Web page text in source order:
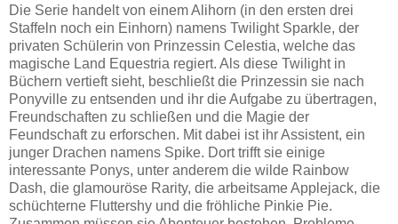
Die Serie handelt von einem Alihorn (in den ersten drei
Staffeln noch ein Einhorn) namens Twilight Sparkle, der
privaten Schülerin von Prinzessin Celestia, welche das
magische Land Equestria regiert. Als diese Twilight in
Büchern vertieft sieht, beschließt die Prinzessin sie nach
Ponyville zu entsenden und ihr die Aufgabe zu übertragen,
Freundschaften zu schließen und die Magie der
Feundschaft zu erforschen. Mit dabei ist ihr Assistent, ein
junger Drachen namens Spike. Dort trifft sie einige
interessante Ponys, unter anderem die wilde Rainbow
Dash, die glamouröse Rarity, die arbeitsame Applejack, die
schüchterne Fluttershy und die fröhliche Pinkie Pie.